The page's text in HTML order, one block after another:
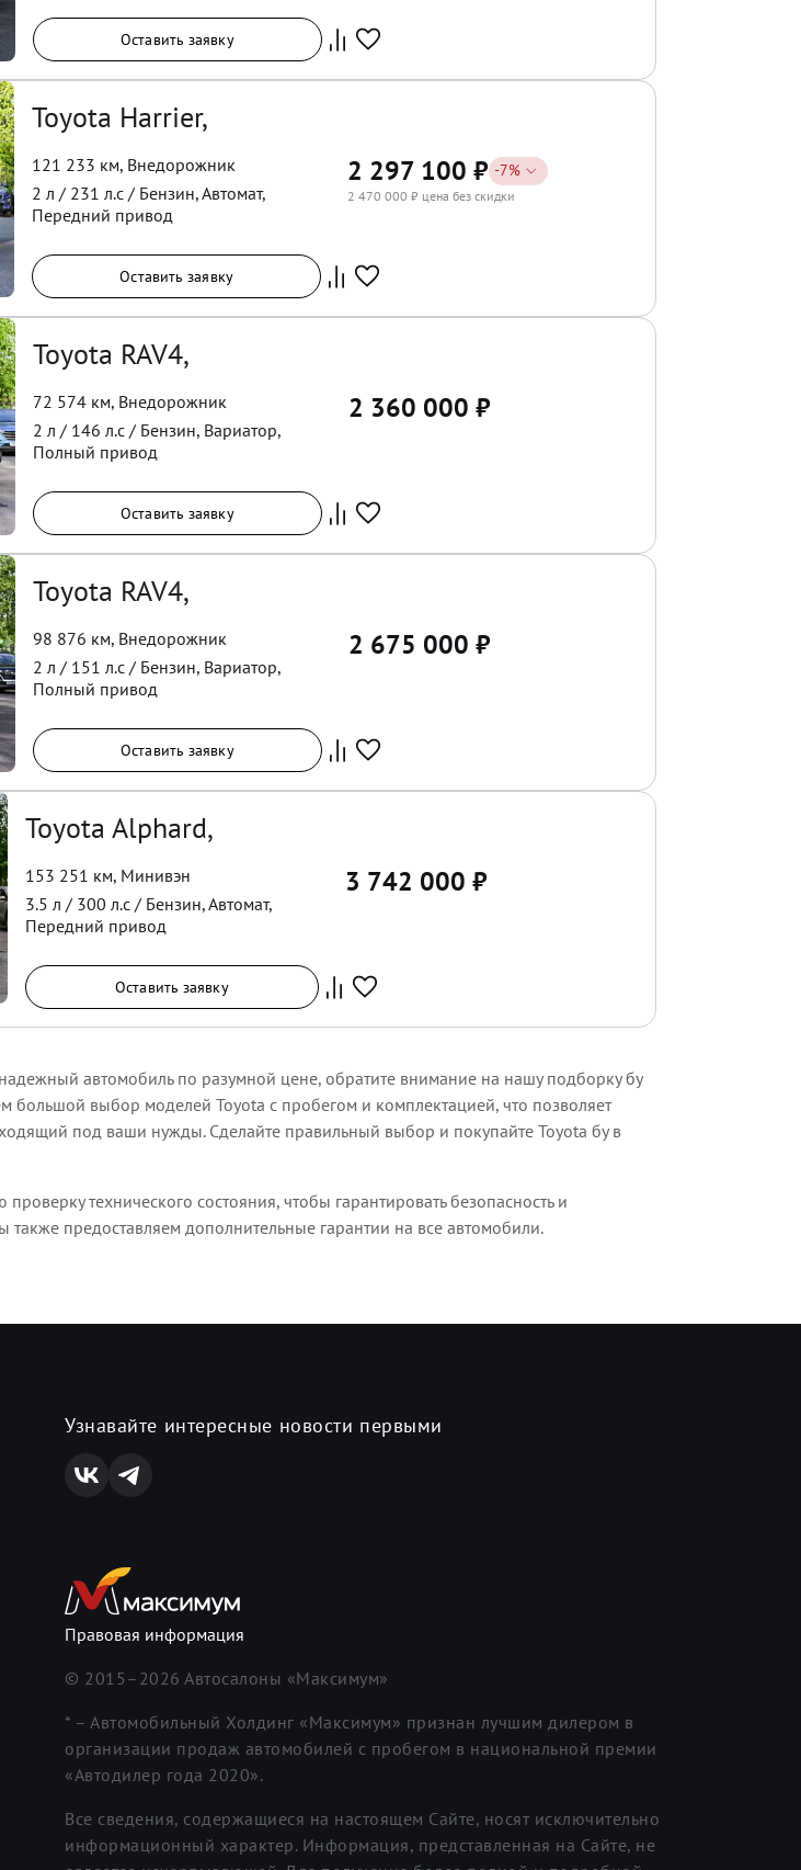
Оставить заявку
Toyota Harrier,
121 233 км, Внедорожник
2 л / 231 л.с / Бензин,Автомат,
Передний привод
2 297 100 ₽ -7%
2 470 000 ₽ цена без скидки
Оставить заявку
Toyota RAV4,
72 574 км, Внедорожник
2 л / 146 л.с / Бензин, Вариатор,
Полный привод
2 360 000 ₽
Оставить заявку
Toyota RAV4,
98 876 км, Внедорожник
2 л / 151 л.с / Бензин, Вариатор,
Полный привод
2 675 000 ₽
Оставить заявку
Toyota Alphard,
153 251 км, Минивэн
3.5 л / 300 л.с / Бензин,Автомат,
Передний привод
3 742 000 ₽
Оставить заявку
автомобиль по разумной цене, обратите внимание на нашу подборку бу
большой выбор моделей Toyota с пробегом и комплектацией, что позволяет
под ваши нужды. Сделайте правильный выбор и покупайте Toyota бу в
технического состояния, чтобы гарантировать безопасность и
предоставляем дополнительные гарантии на все автомобили.
Узнавайте интересные новости первыми
Правовая информация
© 2015– 2026 Автосалоны «Максимум»
* – Автомобильный Холдинг «Максимум» признан лучшим дилером в
организации продаж автомобилей с пробегом в национальной премии
«Автодилер года 2020».
Все сведения, содержащиеся на настоящем Сайте, носят исключительно
информационный характер. Информация, представленная на Сайте, не